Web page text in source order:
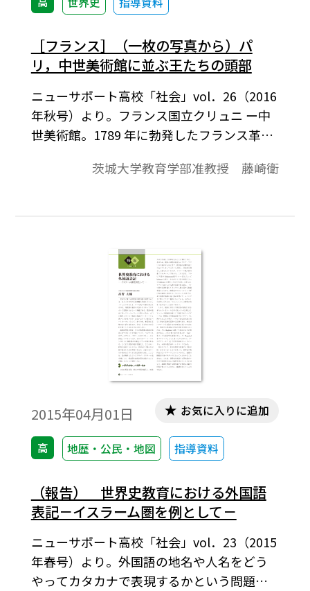
［フランス］（一枚の写真から）パ
リ，中世美術館に並ぶ王たちの頭部
ニューサポート高校「社会」vol．26（2016
年秋号）より。フランス国立クリュニ ー中
世美術館。1789 年に勃発したフランス革命
した 革命主義者たちが彫像を歴代のフラン
断頭してしま ったのだ。ノートルダムには
ているが、1977 年、 失われていたオリジナ
ルの頭部が偶然発見さ れ、ここに居場所を
茨城大学教育学部准教授 藤崎衛
2015年04月01日
高 地歴・公民・地図 指導資料
お気に入りに追加
（報告） 世界史教育における外国語
表記－イスラーム圏を例として－
ニューサポート高校「社会」vol．23（2015
年春号）より。外国語の地名や人名をどう
やってカタカナで表現するかという問題。